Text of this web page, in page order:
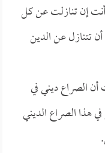
إن تنازلت عن كل
تتنازل عن الدين
الصراع ديني في
هذا الصراع الديني